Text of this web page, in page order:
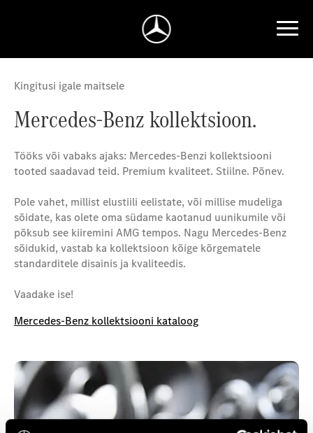
Kingitusi igale maitsele
Mercedes-Benz kollektsioon.
Tööks või vabaks ajaks: Mercedes-Benzi kollektsiooni
tooted saadavad teid. Premium kvaliteet. Stiilne. Põnev.
Pole vahet, millist elustiili eelistate, või millise mudeliga
sõidate, kas olete oma südame kaotanud uunikumile või
põksub see kiiremini AMG tempos. Nagu Mercedes-Benz
sõidukid, vastab ka kollektsioon kõige kõrgematele
standarditele disainis ja kvaliteedis.
Vaadake ise!
Mercedes-Benz kollektsiooni kataloog